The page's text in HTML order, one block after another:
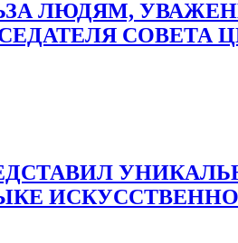
ЛЮДЯМ,
СОВЕТА